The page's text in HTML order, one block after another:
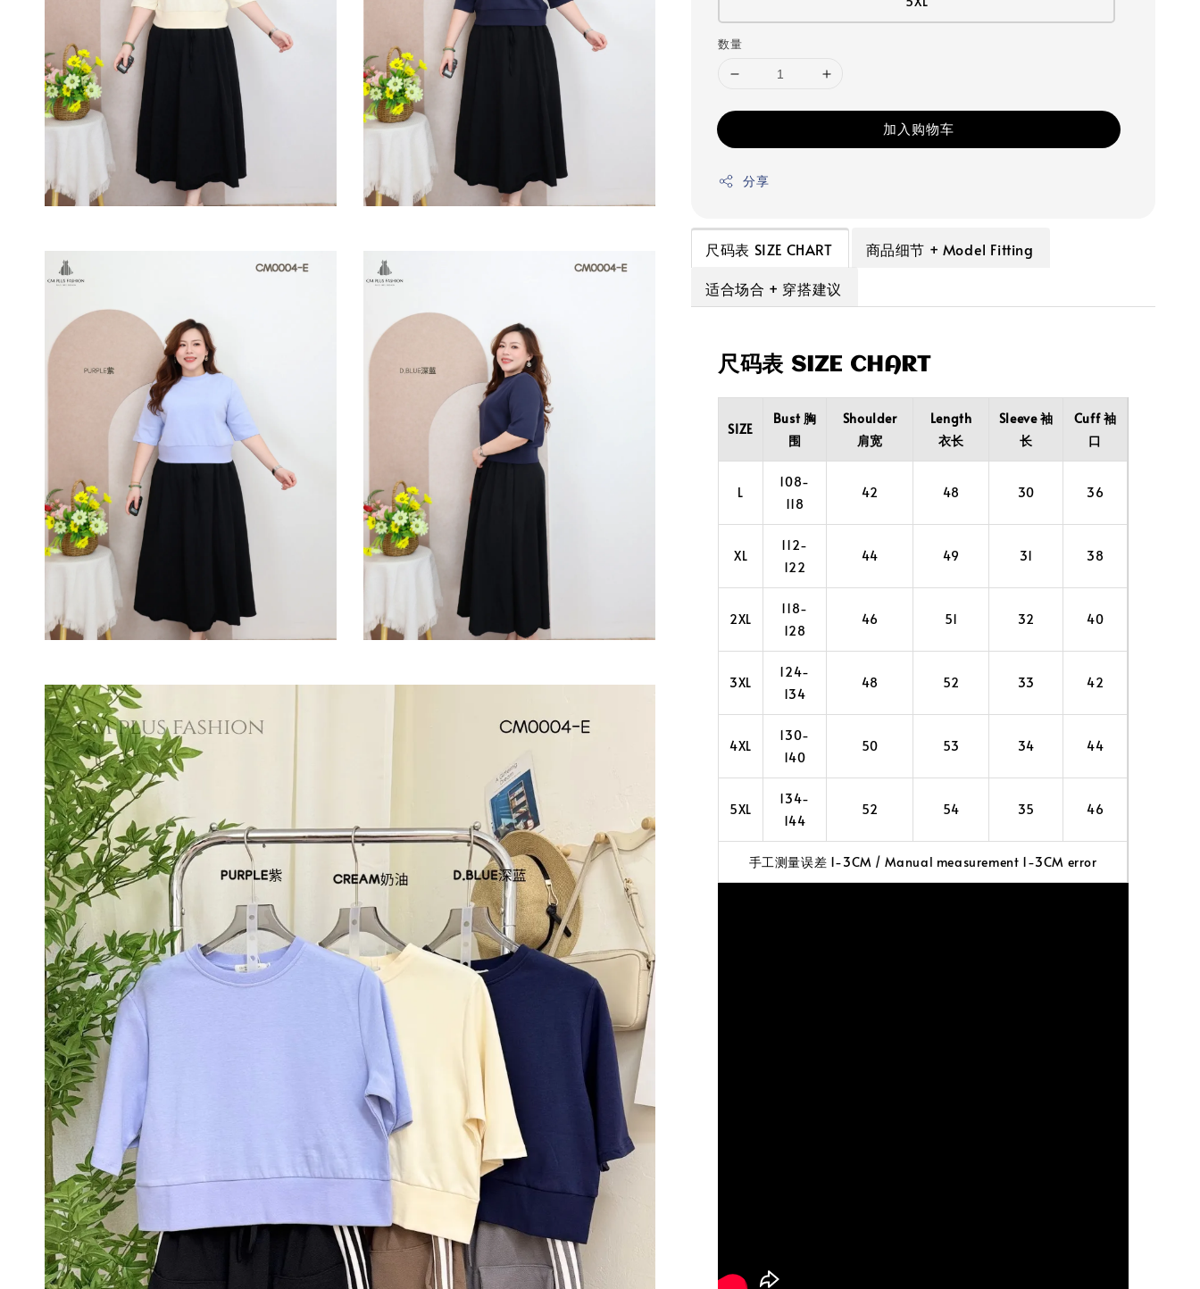
数量
加入购物车
分享
尺码表 SIZE CHART
商品细节 + Model Fitting
适合场合 + 穿搭建议
尺码表 SIZE CHART
SIZE
Bust 胸
围
Shoulder
肩宽
Length
衣长
Sleeve 袖
长
Cuff 袖
口
L
108-
118
42 48 30 36
XL
112-
122
44 49 31 38
2XL
118-
128
46 51 32 40
3XL
124-
134
48 52 33 42
4XL
130-
140
50 53 34 44
5XL
134-
144
52 54 35 46
手工测量误差 1-3CM / Manual measurement 1-3CM error